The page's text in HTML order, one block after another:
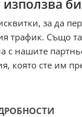
използва
за да
трафик. Също
с нашите
която сте им